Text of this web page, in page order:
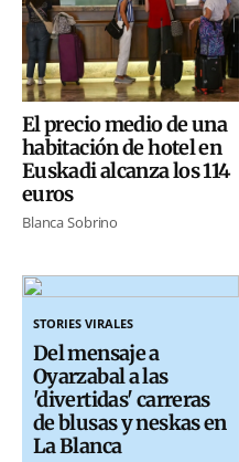
El precio medio de una
habitación de hotel en
Euskadi alcanza los 114
euros
Blanca Sobrino
STORIES VIRALES
Del mensaje a
Oyarzabal a las
'divertidas' carreras
de blusas y neskas en
La Blanca